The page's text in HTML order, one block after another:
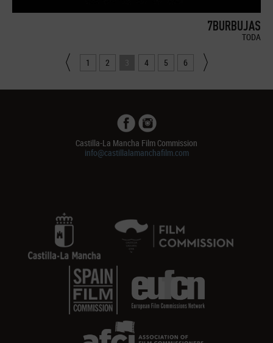
7BURBUJAS
TODA
1 2 3 4 5 6
Castilla-La Mancha Film Commission
info@castillalamanchafilm.com